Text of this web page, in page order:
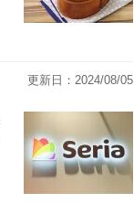
更新日：2024/08/05